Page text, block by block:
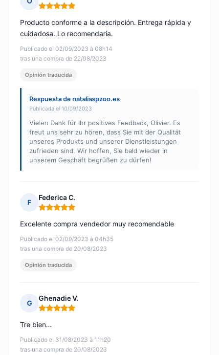
Nota: 5 de 5
Publicado el 02/09/2023 à 08h14
tras una compra de 22/08/2023
Producto conforme a la descripción. Entrega rápida y
cuidadosa. Lo recomendaría.
Opinión traducida
Respuesta de nataliaspzoo.es
Publicada el 10/09/2023
Vielen Dank für Ihr positives Feedback, Olivier. Es
freut uns sehr zu hören, dass Sie mit der Qualität
unseres Produkts und unserer Dienstleistungen
zufrieden sind. Wir hoffen, Sie bald wieder in
unserem Geschäft begrüßen zu dürfen!
F
Federica C.
Nota: 5 de 5
Publicado el 02/09/2023 à 04h35
tras una compra de 20/08/2023
Excelente compra vendedor muy recomendable
Opinión traducida
G
Ghenadie V.
Nota: 5 de 5
Publicado el 31/08/2023 à 11h20
tras una compra de 20/08/2023
Tre bien...